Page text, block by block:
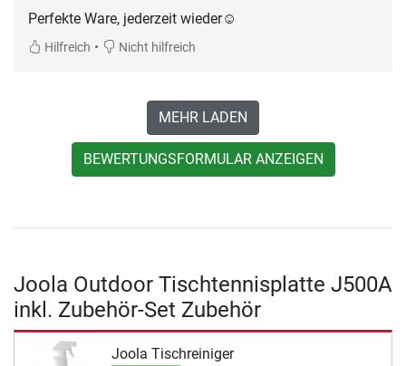
Perfekte Ware, jederzeit wieder☺️
Hilfreich • Nicht hilfreich
MEHR LADEN
BEWERTUNGSFORMULAR ANZEIGEN
Joola Outdoor Tischtennisplatte J500A
inkl. Zubehör-Set Zubehör
Joola Tischreiniger